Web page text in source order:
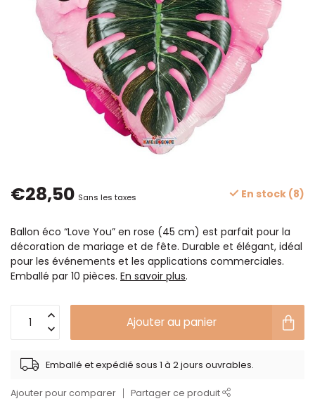
€28,50 Sans les taxes En stock (8)
Ballon éco “Love You” en rose (45 cm) est parfait pour la
décoration de mariage et de fête. Durable et élégant, idéal
pour les événements et les applications commerciales.
Emballé par 10 pièces. En savoir plus.
Ajouter au panier
Emballé et expédié sous 1 à 2 jours ouvrables.
Ajouter pour comparer Partager ce produit